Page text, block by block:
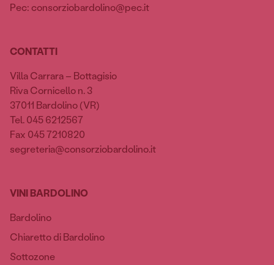
Pec: consorziobardolino@pec.it
CONTATTI
Villa Carrara – Bottagisio
Riva Cornicello n. 3
37011 Bardolino (VR)
Tel. 045 6212567
Fax 045 7210820
segreteria@consorziobardolino.it
VINI BARDOLINO
Bardolino
Chiaretto di Bardolino
Sottozone